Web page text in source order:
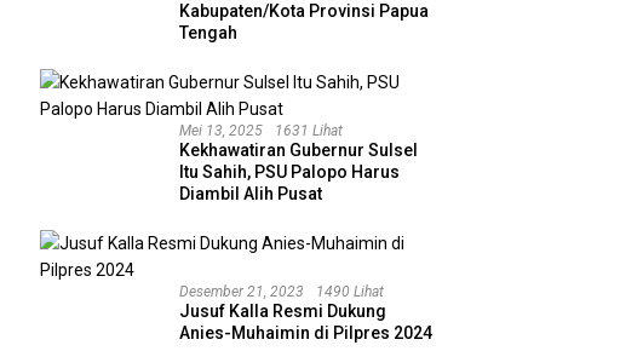
Kabupaten/Kota Provinsi Papua
Tengah
Mei 13, 2025 1631 Lihat
Kekhawatiran Gubernur Sulsel
Itu Sahih, PSU Palopo Harus
Diambil Alih Pusat
Desember 21, 2023 1490 Lihat
Jusuf Kalla Resmi Dukung
Anies-Muhaimin di Pilpres 2024